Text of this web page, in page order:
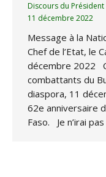
Discours du Président
11 décembre 2022
Message à la
Chef de l’Etat, le
décembre 2022
combattants du
diaspora, 11
62e anniversaire
Faso. Je n’irai